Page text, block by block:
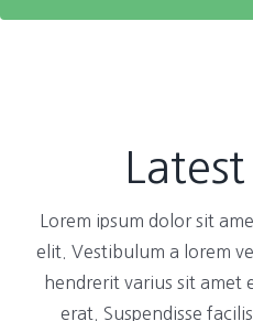
Lorem ipsum dolor sit
elit. Vestibulum a lorem
hendrerit varius sit amet
erat. Suspendisse